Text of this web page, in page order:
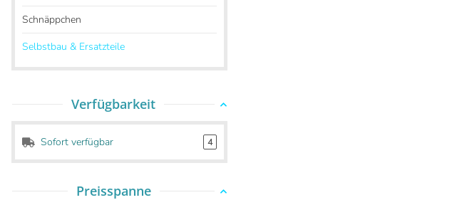
Schnäppchen
Selbstbau & Ersatzteile
Verfügbarkeit
Sofort verfügbar 4
Preisspanne